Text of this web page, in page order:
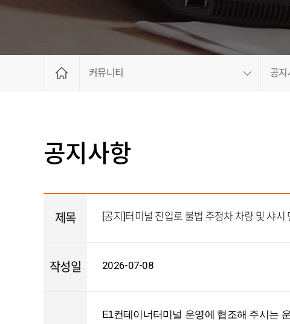
채용정보
관련사이트
커뮤니티 공지
공지사항
제목 [공지]터미널 진입로 불법 주정차 차량 및 샤시
작성일 2026-07-08
E1컨테이너터미널 운영에 협조해 주시는